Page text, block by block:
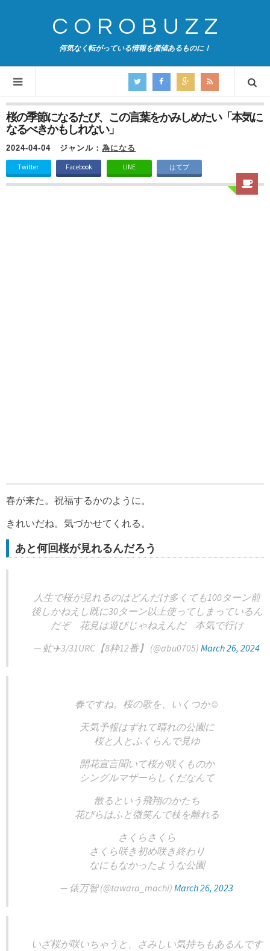
COROBUZZ
何気なく転がっている情報を価値あるものに！
桜の季節になるたび、この言葉をかみしめたい「本気に
なるべきかもしれない」
2024-04-04 ジャンル： 為になる
Twitter Facebook LINE はてブ
春が来た。祝福するかのように。
きれいだね。気づかせてくれる。
あと何回桜が見れるんだろう
人生で桜が見れるのはどんだけ多くても100ターン前
後しかねえし既に30ターン以上使ってしまっているん
だぞ 花見は遊びじゃねえんだ 本気で行け
— 虻✈️3/31URC【8枠12番】 (@abu0705) March 26, 2024
春ですね。桜の歌を、いくつか☺️
天気予報はずれて晴れの公園に
桜と人とふくらんで見ゆ
開花宣言聞いて桜が咲くものか
シングルマザーらしくだなんて
散るという飛翔のかたち
花びらはふと微笑んで枝を離れる
さくらさくら
さくら咲き初め咲き終わり
なにもなかったような公園
— 俵万智 (@tawara_machi) March 26, 2023
いざ桜が咲いちゃうと、さみしい気持ちもあるんです